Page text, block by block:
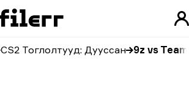
CS2 Тоглолтууд: Дууссан 9z vs